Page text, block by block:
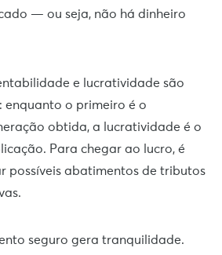
— ou seja, não há dinheiro
e lucratividade são
enquanto o primeiro é o
obtida, a lucratividade é o
Para chegar ao lucro, é
possíveis abatimentos de tributos
seguro gera tranquilidade.